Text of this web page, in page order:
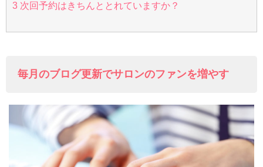
3 次回予約はきちんととれていますか？
毎月のブログ更新でサロンのファンを増やす